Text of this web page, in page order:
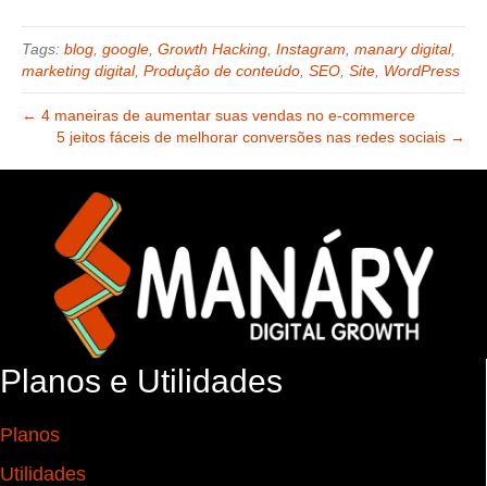
Tags: blog, google, Growth Hacking, Instagram, manary digital,
marketing digital, Produção de conteúdo, SEO, Site, WordPress
← 4 maneiras de aumentar suas vendas no e-commerce
5 jeitos fáceis de melhorar conversões nas redes sociais →
Planos e Utilidades
Planos
Utilidades